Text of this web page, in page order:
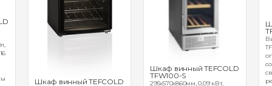
Шкаф винный TEFCOLD
Шкаф винный TEFCOLD
TFW100-S
295х570х860мм, 0,09 кВт,